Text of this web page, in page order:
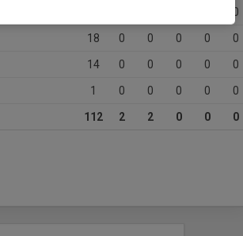
0
18 0 0 0 0 0
14 0 0 0 0 0
1 0 0 0 0 0
112 2 2 0 0 0